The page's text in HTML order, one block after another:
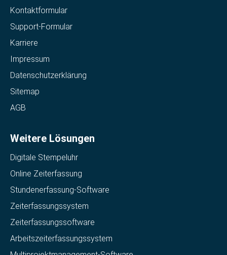
Kontaktformular
Support-Formular
Karriere
Impressum
Datenschutzerklärung
Sitemap
AGB
Weitere Lösungen
Digitale Stempeluhr
Online Zeiterfassung
Stundenerfassung-Software
Zeiterfassungssystem
Zeiterfassungssoftware
Arbeitszeiterfassungssystem